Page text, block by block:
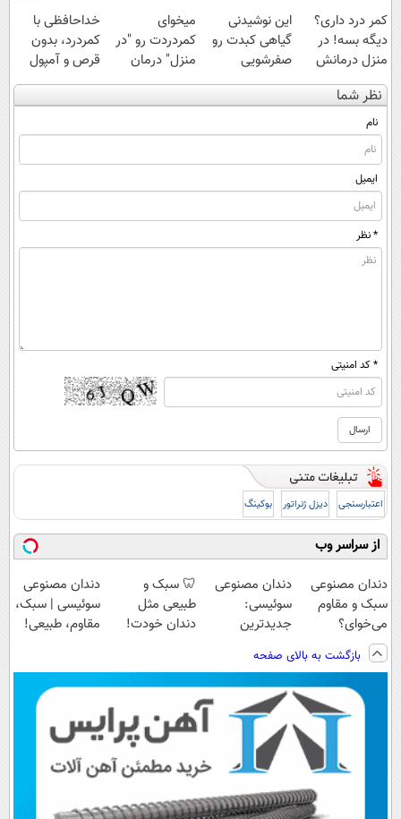
کمر درد داری؟
دیگه بسه! در
منزل درمانش
کن
(◀پرسش‌نامه)
این نوشیدنی
گیاهی کبدت رو
صفرشویی
میکنه!تخفیف تا
میخوای
کمردردت رو "در
منزل" درمان
کنی؟ (◂فیلم +
خداحافظی با
کمردرد، بدون
قرص و آمپول
نظر شما
نام
ایمیل
* نظر
* کد امنیتی
اعتبارسنجی دیزل ژنراتور بوکینگ
از سراسر وب
دندان مصنوعی
سبک و مقاوم
می‌خوای؟
پرداخت اقساطی
هم داریم!😍 |
📍تهران
دندان مصنوعی
سوئیسی:
جدیدترین
سبک و مقاوم |
پرداخت قسطی
🦷 سبک و
طبیعی مثل
دندان خودت!
💳 📍 تهران
دندان مصنوعی
سوئیسی | سبک،
مقاوم، طبیعی!
اقساطی😍
بازگشت به بالای صفحه